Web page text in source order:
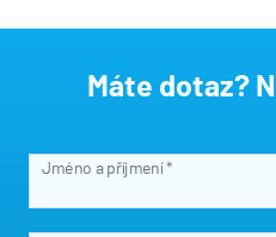
Máte dotaz?
Jméno a příjmení *